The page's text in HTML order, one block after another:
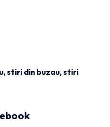
,stiri din buzau,stiri